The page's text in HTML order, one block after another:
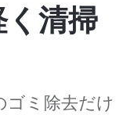
清掃
ゴミ除去だけ